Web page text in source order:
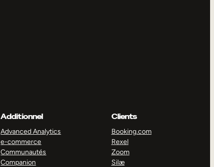
Additionnel
Advanced Analytics
e-commerce
Communautés
Companion
Clients
Booking.com
Rexel
Zoom
Silæ